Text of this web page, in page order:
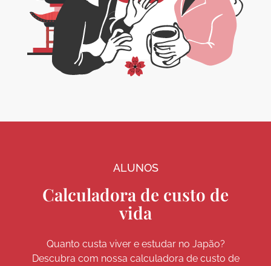
ALUNOS
Calculadora de custo de
vida
Quanto custa viver e estudar no Japão?
Descubra com nossa calculadora de custo de